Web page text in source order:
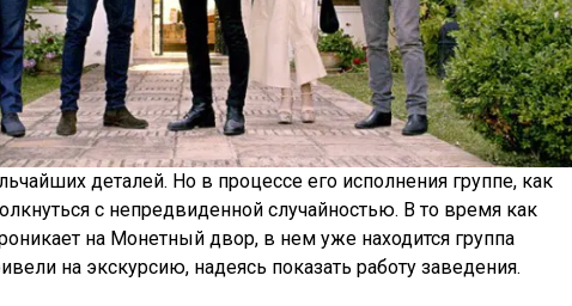
деталей. Но в процессе его исполнения группе, как
с непредвиденной случайностью. В то время как
на Монетный двор, в нем уже находится группа
на экскурсию, надеясь показать работу заведения.